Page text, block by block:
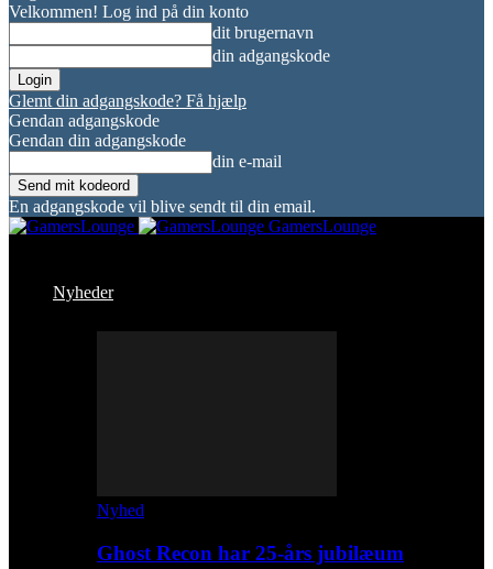
Velkommen! Log ind på din konto
dit brugernavn
din adgangskode
Glemt din adgangskode? Få hjælp
Gendan adgangskode
Gendan din adgangskode
din e-mail
En adgangskode vil blive sendt til din email.
GamersLounge
Nyheder
Nyhed
Ghost Recon har 25-års jubilæum